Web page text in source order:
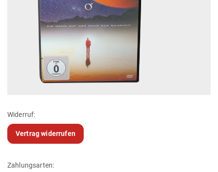
Widerruf:
Vertrag widerrufen
Zahlungsarten: